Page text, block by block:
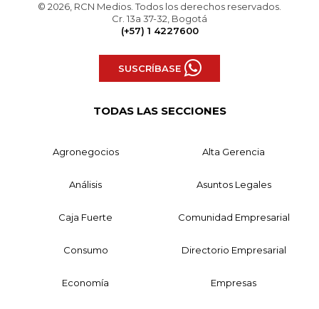
© 2026, RCN Medios. Todos los derechos reservados.
Cr. 13a 37-32, Bogotá
(+57) 1 4227600
SUSCRÍBASE
TODAS LAS SECCIONES
Agronegocios Alta Gerencia
Análisis Asuntos Legales
Caja Fuerte Comunidad Empresarial
Consumo Directorio Empresarial
Economía Empresas